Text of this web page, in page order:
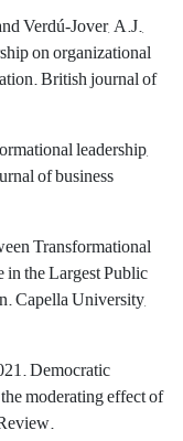
Verdú‐Jover, A.J.,
on organizational
British journal of
leadership,
of business
Transformational
the Largest Public
Capella University,
Democratic
moderating effect of